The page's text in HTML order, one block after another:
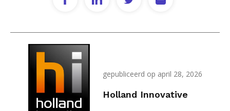
gepubliceerd op april 28, 2026
Holland Innovative